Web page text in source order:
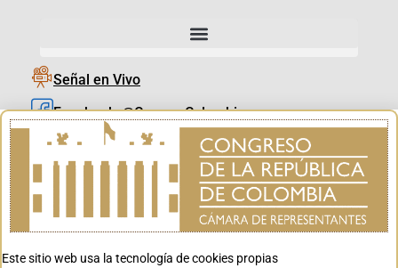
Señal en Vivo
Facebook_@CamaraColombia
Instagram_@CamaraColombia
X_@CamaraColombia
Youtube_@CamaraColombia
Este sitio web usa la tecnología de cookies propias